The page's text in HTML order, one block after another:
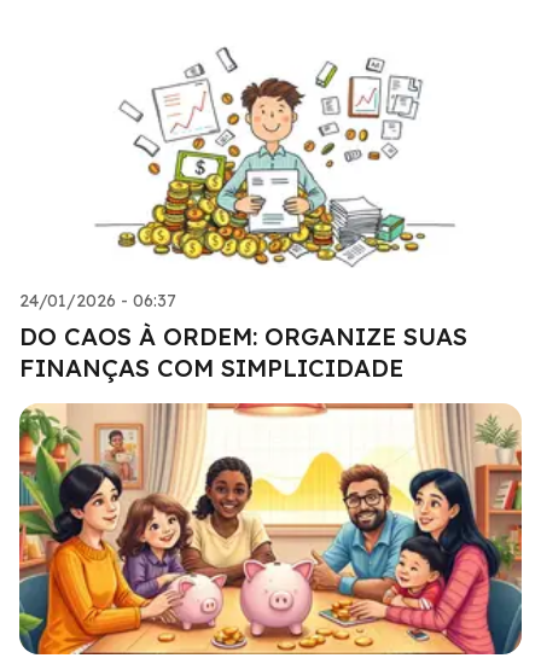
24/01/2026 - 06:37
DO CAOS À ORDEM: ORGANIZE SUAS
FINANÇAS COM SIMPLICIDADE